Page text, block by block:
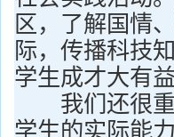
区，了解国情
际，传播科技
学生成才大有益
我们还很重
学生的实际能